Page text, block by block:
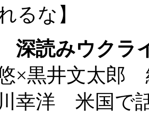
るな】
深読みウクラ
×黒井文太郎
幸洋 米国で